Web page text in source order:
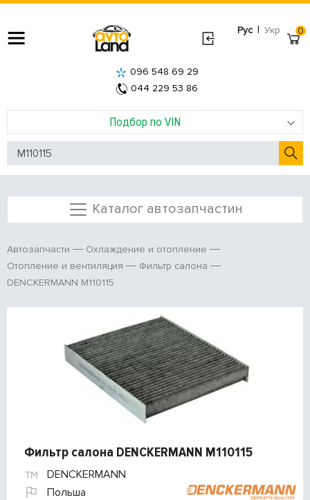
Рус | Укр
Подбор по VIN
096 548 69 29
044 229 53 86
0
Каталог автозапчастин
Автозапчасти
Охлаждение и отопление
Отопление и вентиляция
Фильтр салона
DENCKERMANN M110115
Фильтр салона DENCKERMANN M110115
DENCKERMANN
Польша